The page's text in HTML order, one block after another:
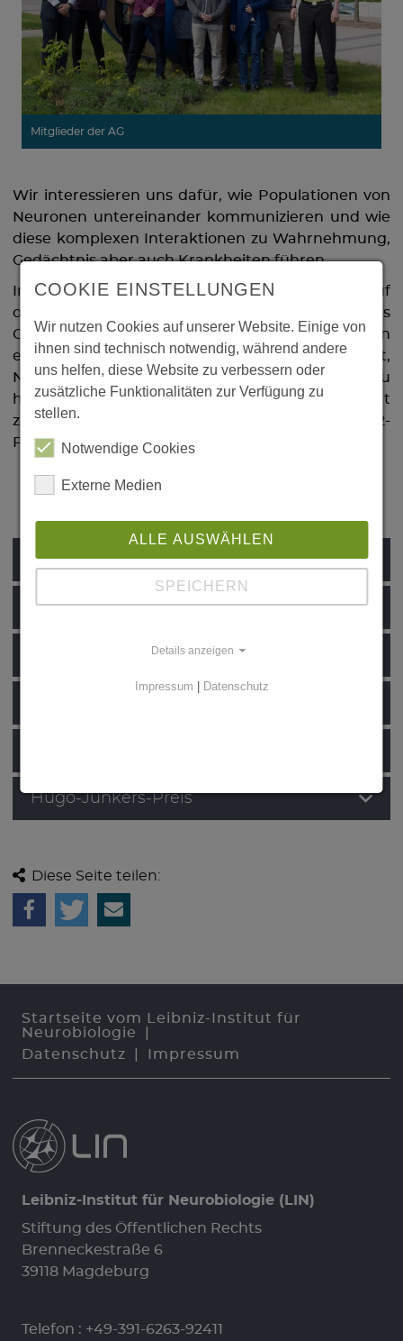
Mitglieder der AG
Wir interessieren uns dafür, wie Populationen von
Neuronen untereinander kommunizieren und wie
diese komplexen Interaktionen zu Wahrnehmung,
Gedächtnis aber auch Krankheiten führen.
In unserer Arbeit stützen wir uns überwiegend auf
optische Methoden, um die Funktionsweise des
Gehirns zu untersuchen. Diese Methoden erlauben
es, durch den gezielten Einsatz von Licht,
Neuronenpopulationen zu stimulieren bzw. zu
hemmen (Optogenetik) sowie neuronale Aktivität
zu messen (Spannungssensitive Farbstoffe, 2-
Photonen-Calcium-Imaging).
Leiter
Mitglieder
Hugo-Junkers-Preis
Diese Seite teilen:
Startseite vom Leibniz-Institut für
Neurobiologie
Datenschutz
Impressum
Leibniz-Institut für Neurobiologie (LIN)
Stiftung des Öffentlichen Rechts
Brenneckestraße 6
39118 Magdeburg
Telefon : +49-391-6263-92411
COOKIE EINSTELLUNGEN
Wir nutzen Cookies auf unserer Website. Einige von
ihnen sind technisch notwendig, während andere
uns helfen, diese Website zu verbessern oder
zusätzliche Funktionalitäten zur Verfügung zu
stellen.
Notwendige Cookies
Externe Medien
ALLE AUSWÄHLEN
SPEICHERN
Details anzeigen
Impressum Datenschutz